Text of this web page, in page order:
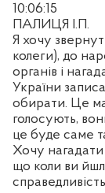
10:06:15
ПАЛИЦЯ І.П.
Я хочу
колеги), до
органів і
України
обирати. Це
голосують,
це буде саме
Хочу нагадати
що коли ви